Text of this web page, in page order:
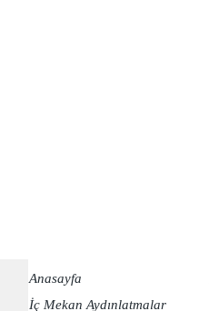
Anasayfa
İç Mekan Aydınlatmalar